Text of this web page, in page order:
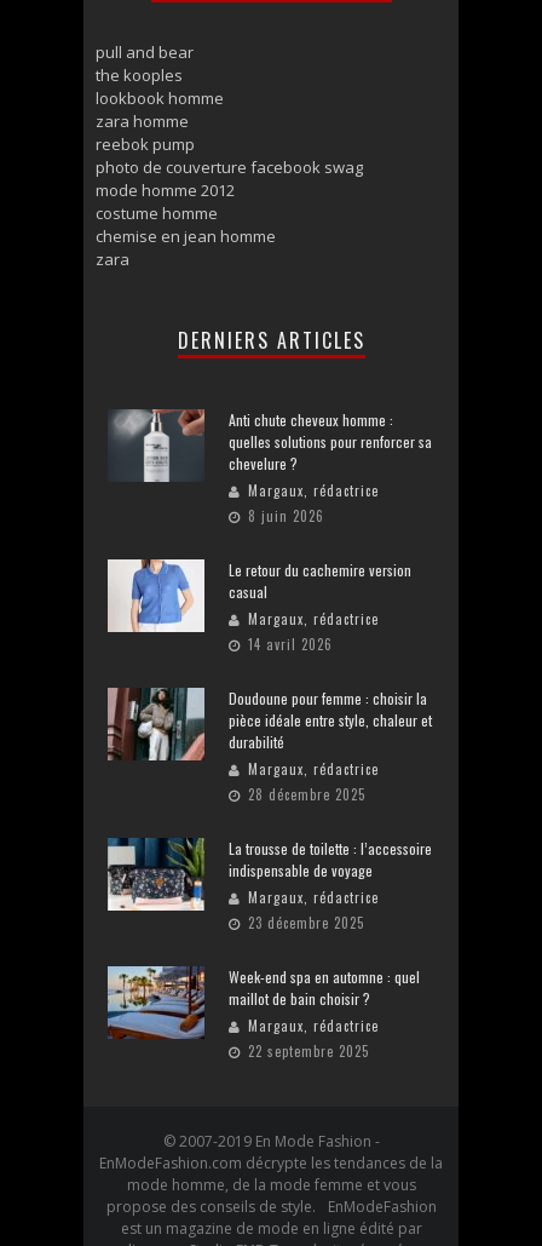
pull and bear
the kooples
lookbook homme
zara homme
reebok pump
photo de couverture facebook swag
mode homme 2012
costume homme
chemise en jean homme
zara
DERNIERS ARTICLES
Anti chute cheveux homme :
quelles solutions pour renforcer sa
chevelure ?
Margaux, rédactrice
8 juin 2026
Le retour du cachemire version
casual
Margaux, rédactrice
14 avril 2026
Doudoune pour femme : choisir la
pièce idéale entre style, chaleur et
durabilité
Margaux, rédactrice
28 décembre 2025
La trousse de toilette : l’accessoire
indispensable de voyage
Margaux, rédactrice
23 décembre 2025
Week-end spa en automne : quel
maillot de bain choisir ?
Margaux, rédactrice
22 septembre 2025
© 2007-2019 En Mode Fashion -
EnModeFashion.com décrypte les tendances de la
mode homme, de la mode femme et vous
propose des conseils de style. EnModeFashion
est un magazine de mode en ligne édité par